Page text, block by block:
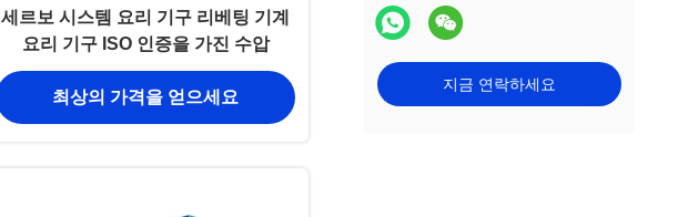
지금 연락하세요
세르보 시스템 요리 기구 리베팅 기계
요리 기구 ISO 인증을 가진 수압
최상의 가격을 얻으세요